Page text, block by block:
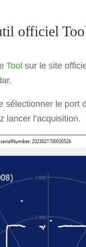
officiel
Tool sur le site
sélectionner le port
lancer l’acquisition.